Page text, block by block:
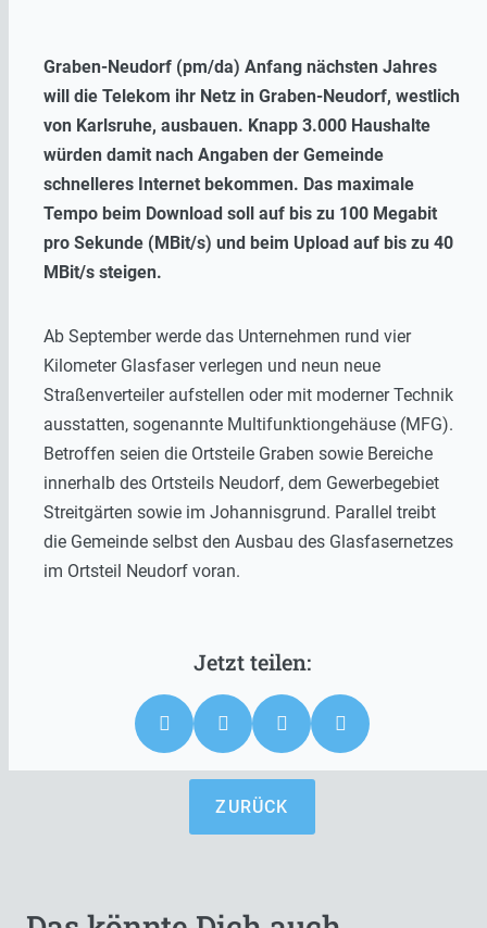
Graben-Neudorf (pm/da) Anfang nächsten Jahres
will die Telekom ihr Netz in Graben-Neudorf, westlich
von Karlsruhe, ausbauen. Knapp 3.000 Haushalte
würden damit nach Angaben der Gemeinde
schnelleres Internet bekommen. Das maximale
Tempo beim Download soll auf bis zu 100 Megabit
pro Sekunde (MBit/s) und beim Upload auf bis zu 40
MBit/s steigen.
Ab September werde das Unternehmen rund vier
Kilometer Glasfaser verlegen und neun neue
Straßenverteiler aufstellen oder mit moderner Technik
ausstatten, sogenannte Multifunktiongehäuse (MFG).
Betroffen seien die Ortsteile Graben sowie Bereiche
innerhalb des Ortsteils Neudorf, dem Gewerbegebiet
Streitgärten sowie im Johannisgrund. Parallel treibt
die Gemeinde selbst den Ausbau des Glasfasernetzes
im Ortsteil Neudorf voran.
ZURÜCK